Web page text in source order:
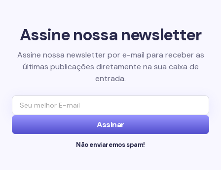
Assine nossa newsletter
Assine nossa newsletter por e-mail para receber as
últimas publicações diretamente na sua caixa de
entrada.
Assinar
Não enviaremos spam!